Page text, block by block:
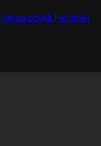
Varaa pöytä Helsinki